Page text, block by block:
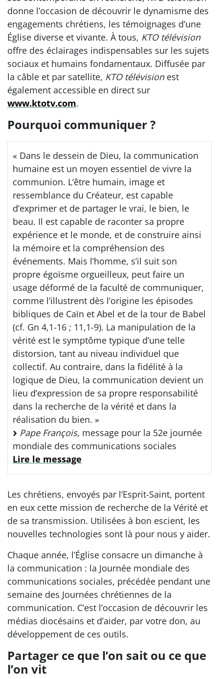
donne l’occasion de découvrir le dynamisme des
engagements chrétiens, les témoignages d’une
Église diverse et vivante. À tous, KTO télévision
offre des éclairages indispensables sur les sujets
sociaux et humains fondamentaux. Diffusée par
la câble et par satellite, KTO télévisionest
également accessible en direct sur
www.ktotv.com.
Pourquoi communiquer ?
« Dans le dessein de Dieu, la communication
humaine est un moyen essentiel de vivre la
communion. L’être humain, image et
ressemblance du Créateur, est capable
d’exprimer et de partager le vrai, le bien, le
beau. Il est capable de raconter sa propre
expérience et le monde, et de construire ainsi
la mémoire et la compréhension des
événements. Mais l’homme, s’il suit son
propre égoïsme orgueilleux, peut faire un
usage déformé de la faculté de communiquer,
comme l’illustrent dès l’origine les épisodes
bibliques de Caïn et Abel et de la tour de Babel
(cf. Gn 4,1-16 ; 11,1-9). La manipulation de la
vérité est le symptôme typique d’une telle
distorsion, tant au niveau individuel que
collectif. Au contraire, dans la fidélité à la
logique de Dieu, la communication devient un
lieu d’expression de sa propre responsabilité
dans la recherche de la vérité et dans la
réalisation du bien. »
Pape François, message pour la 52e journée
mondiale des communications sociales
Lire le message
Les chrétiens, envoyés par l’Esprit-Saint, portent
en eux cette mission de recherche de la Vérité et
de sa transmission. Utilisées à bon escient, les
nouvelles technologies sont là pour nous y aider.
Chaque année, l’Église consacre un dimanche à
la communication : la Journée mondiale des
communications sociales, précédée pendant une
semaine des Journées chrétiennes de la
communication. C’est l’occasion de découvrir les
médias diocésains et d’aider, par votre don, au
développement de ces outils.
Partager ce que l’on sait ou ce que
l’on vit